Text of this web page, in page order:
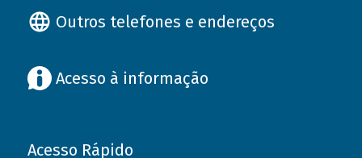
Outros telefones e endereços
Acesso à informação
Acesso Rápido